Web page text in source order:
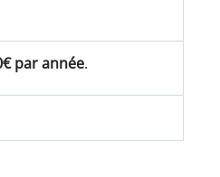
par année.